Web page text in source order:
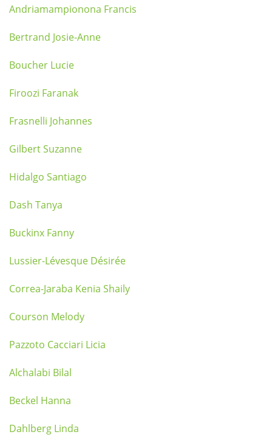
Andriamampionona Francis
Bertrand Josie-Anne
Boucher Lucie
Firoozi Faranak
Frasnelli Johannes
Gilbert Suzanne
Hidalgo Santiago
Dash Tanya
Buckinx Fanny
Lussier-Lévesque Désirée
Correa-Jaraba Kenia Shaily
Courson Melody
Pazzoto Cacciari Licia
Alchalabi Bilal
Beckel Hanna
Dahlberg Linda